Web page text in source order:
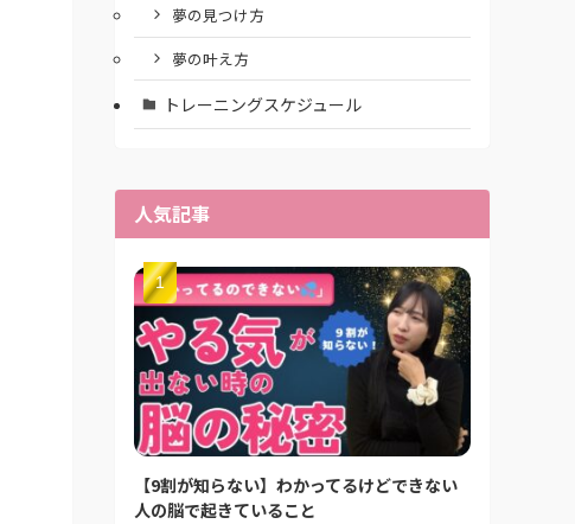
夢の見つけ方
夢の叶え方
トレーニングスケジュール
人気記事
【9割が知らない】わかってるけどできない
人の脳で起きていること